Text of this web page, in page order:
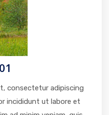
consectetur adipiscing
incididunt ut labore et